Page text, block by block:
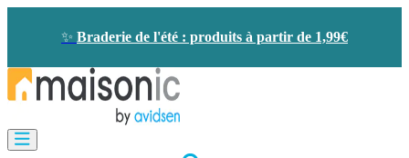
✨ Braderie de l'été : produits à partir de 1,99€